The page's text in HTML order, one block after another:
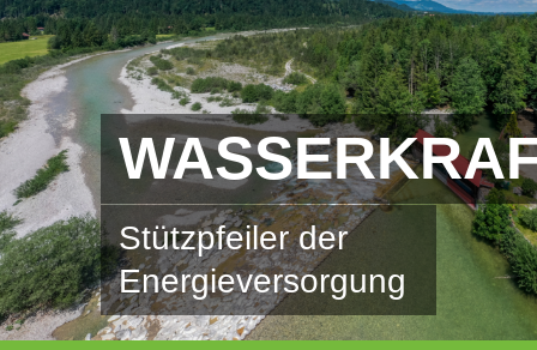
Stützpfeiler der
Energieversorgung